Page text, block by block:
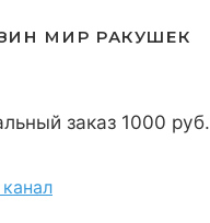
МИР РАКУШЕК
заказ 1000 руб.